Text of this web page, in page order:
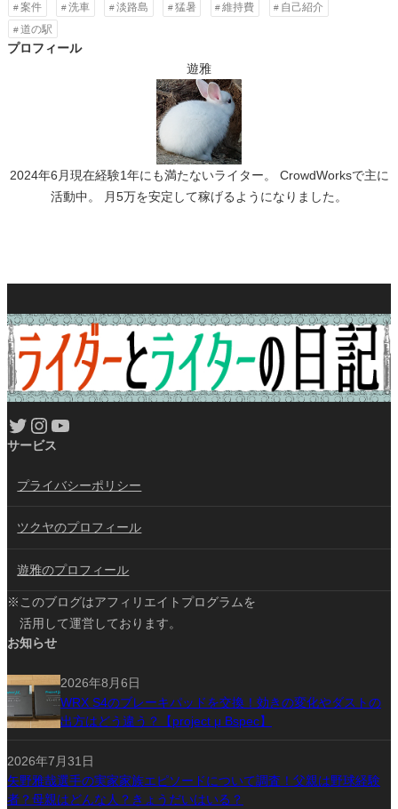
案件
洗車 淡路島 猛暑 維持費
自己紹介
道の駅
プロフィール
遊雅
2024年6月現在経験1年にも満たないライター。 CrowdWorksで主に
活動中。 月5万を安定して稼げるようになりました。
Twitter Instagram YouTube
サービス
プライバシーポリシー
ツクヤのプロフィール
遊雅のプロフィール
※このブログはアフィリエイトプログラムを
活用して運営しております。
お知らせ
2026年8月6日
WRX S4のブレーキパッドを交換！効きの変化やダストの
出方はどう違う？【project μ Bspec】
2026年7月31日
矢野雅哉選手の実家家族エピソードについて調査！父親は野球経験
者？母親はどんな人？きょうだいはいる？